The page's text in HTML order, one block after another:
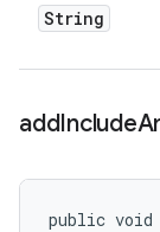
String
addInclude
public void